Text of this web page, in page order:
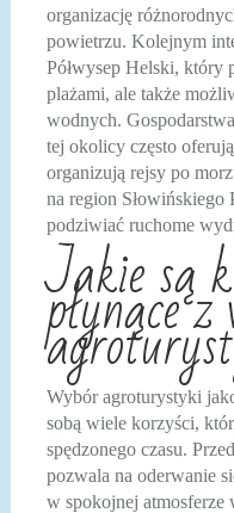
organizację
powietrzu. Kolejnym
Półwysep Helski, który
plażami, ale także
wodnych.
tej okolicy często
organizują rejsy po
na region Słowińskiego
podziwiać ruchome
Jakie są
płynące
Wybór agroturystyki
sobą wiele korzyści,
spędzonego czasu.
pozwala na oderwanie
w spokojnej atmosferze